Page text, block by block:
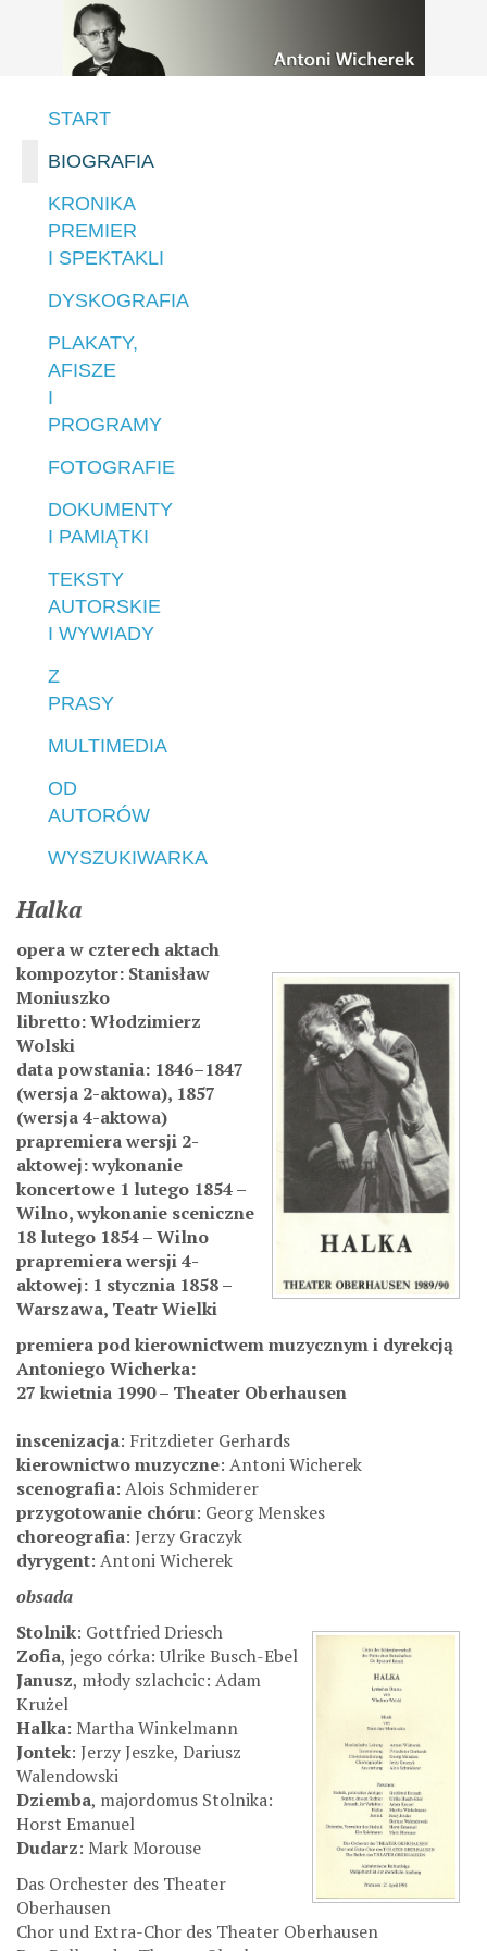
START
BIOGRAFIA
KRONIKA
PREMIER
I SPEKTAKLI
DYSKOGRAFIA
PLAKATY,
AFISZE
I
PROGRAMY
FOTOGRAFIE
DOKUMENTY
I PAMIĄTKI
TEKSTY
AUTORSKIE
I WYWIADY
Z
PRASY
MULTIMEDIA
OD
AUTORÓW
WYSZUKIWARKA
Halka
opera w czterech aktach
kompozytor: Stanisław
Moniuszko
libretto: Włodzimierz
Wolski
data powstania: 1846–1847
(wersja 2-aktowa), 1857
(wersja 4-aktowa)
prapremiera wersji 2-
aktowej: wykonanie
koncertowe 1 lutego 1854 –
Wilno, wykonanie sceniczne
18 lutego 1854 – Wilno
prapremiera wersji 4-
aktowej: 1 stycznia 1858 –
Warszawa, Teatr Wielki
premiera pod kierownictwem muzycznym i dyrekcją
Antoniego Wicherka:
27 kwietnia 1990 – Theater Oberhausen
inscenizacja: Fritzdieter Gerhards
kierownictwo muzyczne: Antoni Wicherek
scenografia: Alois Schmiderer
przygotowanie chóru: Georg Menskes
choreografia: Jerzy Graczyk
dyrygent: Antoni Wicherek
obsada
Stolnik: Gottfried Driesch
Zofia, jego córka: Ulrike Busch-Ebel
Janusz, młody szlachcic: Adam
Krużel
Halka: Martha Winkelmann
Jontek: Jerzy Jeszke, Dariusz
Walendowski
Dziemba, majordomus Stolnika:
Horst Emanuel
Dudarz: Mark Morouse
Das Orchester des Theater
Oberhausen
Chor und Extra-Chor des Theater Oberhausen